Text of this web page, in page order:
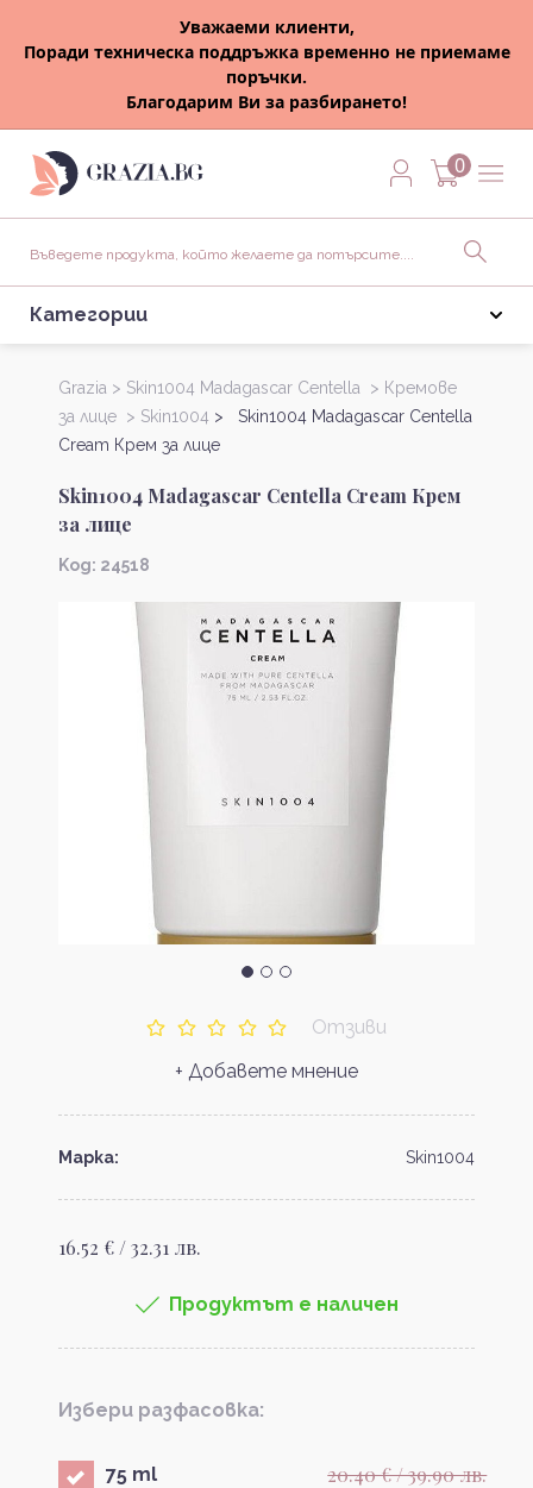
Уважаеми клиенти,
Поради техническа поддръжка временно не приемаме
поръчки.
Благодарим Ви за разбирането!
0
Категории
Grazia > Skin1004 Madagascar Centella > Кремове
за лице > Skin1004 > Skin1004 Madagascar Centella
Cream Крем за лице
Skin1004 Madagascar Centella Cream Крем
за лице
Kод: 24518
Отзиви
+ Добавете мнение
Марка: Skin1004
16.52 € / 32.31 лв.
Продуктът е наличен
Избери разфасовка:
75 ml
20.40 € / 39.90 лв.